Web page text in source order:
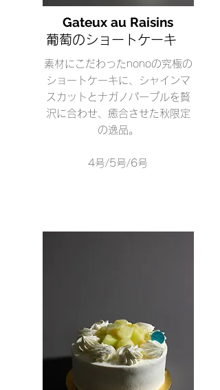
Gateux au Raisins
葡萄のショートケーキ
素材にこだわったnonoの究極の
ショートケーキに、シャインマ
スカットとナガノパープルを贅
沢に合わせ、癒合させた秋限定
の逸品。
4号/5号/6号